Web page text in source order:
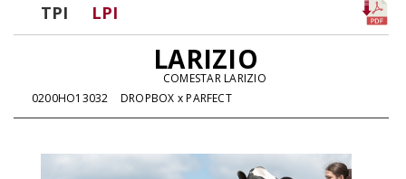
TPI LPI
LARIZIO
COMESTAR LARIZIO
0200HO13032
DROPBOX x PARFECT